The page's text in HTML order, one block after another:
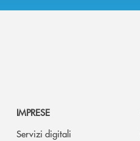
IMPRESE
Servizi digitali